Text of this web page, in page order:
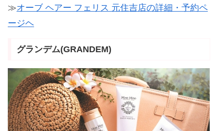
≫オーブ ヘアー フェリス 元住吉店の詳細・予約ペ
ージヘ
グランデム(GRANDEM)